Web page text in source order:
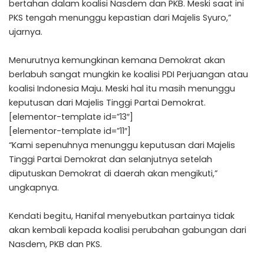
bertahan dalam koalisi Nasdem dan PKB. Meski saat ini
PKS tengah menunggu kepastian dari Majelis Syuro,”
ujarnya.
Menurutnya kemungkinan kemana Demokrat akan
berlabuh sangat mungkin ke koalisi PDI Perjuangan atau
koalisi Indonesia Maju. Meski hal itu masih menunggu
keputusan dari Majelis Tinggi Partai Demokrat.
[elementor-template id=”13″]
[elementor-template id=”11″]
“Kami sepenuhnya menunggu keputusan dari Majelis
Tinggi Partai Demokrat dan selanjutnya setelah
diputuskan Demokrat di daerah akan mengikuti,”
ungkapnya.
Kendati begitu, Hanifal menyebutkan partainya tidak
akan kembali kepada koalisi perubahan gabungan dari
Nasdem, PKB dan PKS.